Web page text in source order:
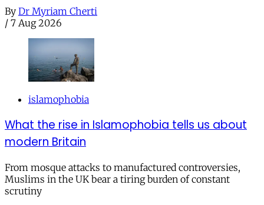
By Dr Myriam Cherti
/ 7 Aug 2026
islamophobia
What the rise in Islamophobia tells us about
modern Britain
From mosque attacks to manufactured controversies,
Muslims in the UK bear a tiring burden of constant
scrutiny